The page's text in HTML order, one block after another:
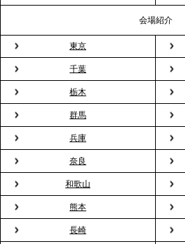
る、快適で新しいお花見体験
2026.3.5
プレスリリースのご案内｜「室
用が前年比4倍に急増。オフィ
の新定番
2026.2.13
プレスリリースのご案内｜オフ
バー」に！福利厚生・社内交流
バーテンダー》サービスを開始
2026.1.26
会場紹介
東京
千葉
栃木
群馬
兵庫
奈良
和歌山
熊本
長崎